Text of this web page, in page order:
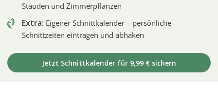
Stauden und Zimmerpflanzen
Extra: Eigener Schnittkalender – persönliche
Schnittzeiten eintragen und abhaken
Jetzt Schnittkalender für 9,99 € sichern